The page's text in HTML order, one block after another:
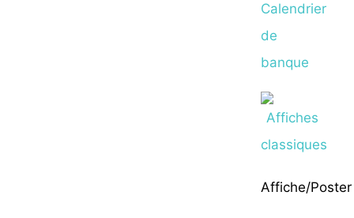
Calendrier
de
banque
Affiche/Poster